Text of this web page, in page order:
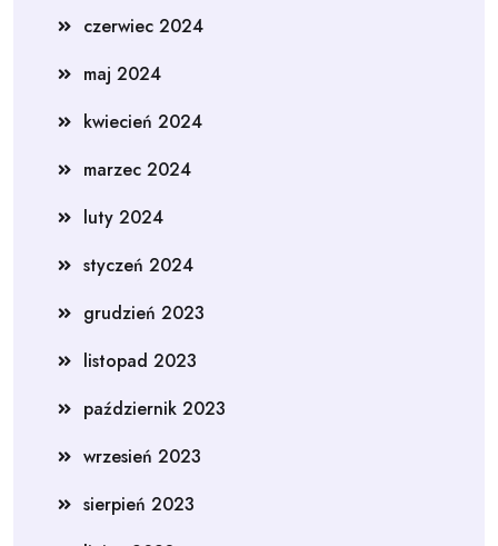
czerwiec 2024
maj 2024
kwiecień 2024
marzec 2024
luty 2024
styczeń 2024
grudzień 2023
listopad 2023
październik 2023
wrzesień 2023
sierpień 2023